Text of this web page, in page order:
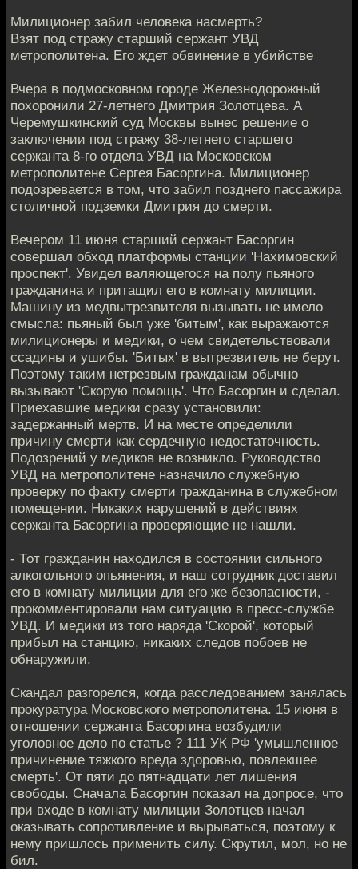
Милиционер забил человека насмерть?
Взят под стражу старший сержант УВД
метрополитена. Его ждет обвинение в убийстве
Вчера в подмосковном городе Железнодорожный
похоронили 27-летнего Дмитрия Золотцева. А
Черемушкинский суд Москвы вынес решение о
заключении под стражу 38-летнего старшего
сержанта 8-го отдела УВД на Московском
метрополитене Сергея Басоргина. Милиционер
подозревается в том, что забил позднего пассажира
столичной подземки Дмитрия до смерти.
Вечером 11 июня старший сержант Басоргин
совершал обход платформы станции 'Нахимовский
проспект'. Увидел валяющегося на полу пьяного
гражданина и притащил его в комнату милиции.
Машину из медвытрезвителя вызывать не имело
смысла: пьяный был уже 'битым', как выражаются
милиционеры и медики, о чем свидетельствовали
ссадины и ушибы. 'Битых' в вытрезвитель не берут.
Поэтому таким нетрезвым гражданам обычно
вызывают 'Скорую помощь'. Что Басоргин и сделал.
Приехавшие медики сразу установили:
задержанный мертв. И на месте определили
причину смерти как сердечную недостаточность.
Подозрений у медиков не возникло. Руководство
УВД на метрополитене назначило служебную
проверку по факту смерти гражданина в служебном
помещении. Никаких нарушений в действиях
сержанта Басоргина проверяющие не нашли.
- Тот гражданин находился в состоянии сильного
алкогольного опьянения, и наш сотрудник доставил
его в комнату милиции для его же безопасности, -
прокомментировали нам ситуацию в пресс-службе
УВД. И медики из того наряда 'Скорой', который
прибыл на станцию, никаких следов побоев не
обнаружили.
Скандал разгорелся, когда расследованием занялась
прокуратура Московского метрополитена. 15 июня в
отношении сержанта Басоргина возбудили
уголовное дело по статье ? 111 УК РФ 'умышленное
причинение тяжкого вреда здоровью, повлекшее
смерть'. От пяти до пятнадцати лет лишения
свободы. Сначала Басоргин показал на допросе, что
при входе в комнату милиции Золотцев начал
оказывать сопротивление и вырываться, поэтому к
нему пришлось применить силу. Скрутил, мол, но не
бил.